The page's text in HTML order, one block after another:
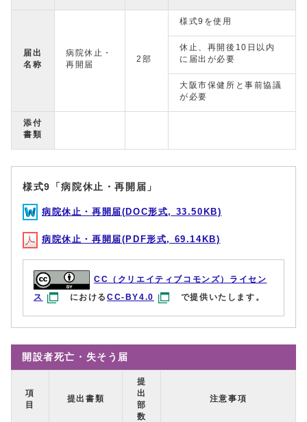
届出
名称
病院休止・
再開届
2部
様式9を使用
休止、再開後10日以内
に届出が必要
大阪市保健所と事前協議
が必要
添付
書類
様式9「病院休止・再開届」
病院休止・再開届(DOC形式, 33.50KB)
病院休止・再開届(PDF形式, 69.14KB)
CC（クリエイティブコモンズ）ライセン
ス
におけるCC-BY4.0 で提供いたします。
開設者死亡・失そう届
項
目
提出書類
提
出
部
数
注意事項